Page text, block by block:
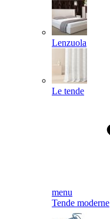
Lenzuola
Le tende
menu
Tende moderne